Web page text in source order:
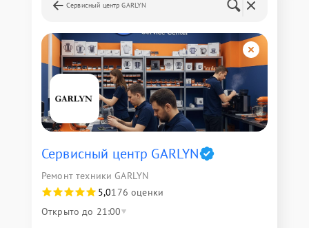
Сервисный центр GARLYN
Сервисный центр GARLYN
Ремонт техники GARLYN
5,0176 оценки
Открыто до 21:00